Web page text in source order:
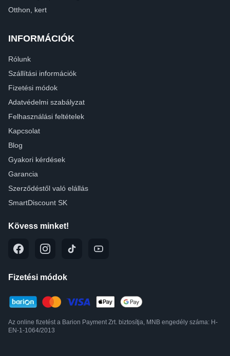
Otthon, kert
INFORMÁCIÓK
Rólunk
Szállítási információk
Fizetési módok
Adatvédelmi szabályzat
Felhasználási feltételek
Kapcsolat
Blog
Gyakori kérdések
Garancia
Szerződéstől való elállás
SmartDiscount SK
Kövess minket!
Fizetési módok
Az online fizetést a Barion Payment Zrt. biztosítja, MNB engedély száma: H-
EN-1-1064/2013